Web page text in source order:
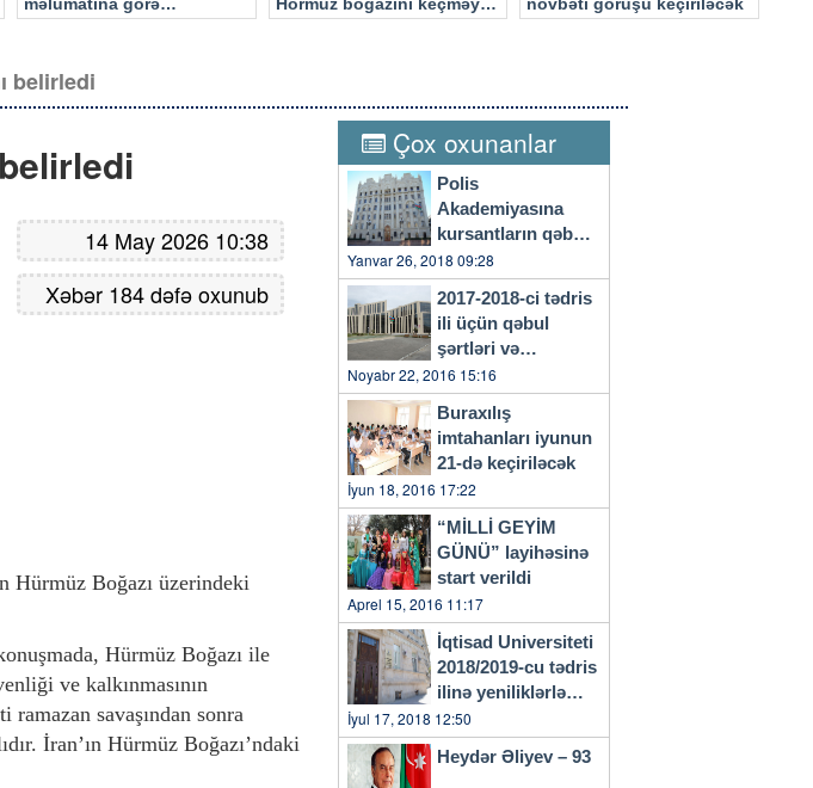
belirledi
14 May 2026 10:38
Xəbər 184 dəfə oxunub
Hürmüz Boğazı üzerindeki
Hürmüz Boğazı ile
ve kalkınmasının
savaşından sonra
İran’ın Hürmüz Boğazı’ndaki
Çox oxunanlar
Polis
Akademiyasına
kursantların qəbulu
başlayıb
Yanvar 26, 2018 09:28
2017-2018-ci tədris
ili üçün qəbul
şərtləri və
qaydaları…
Noyabr 22, 2016 15:16
Buraxılış
imtahanları iyunun
21-də keçiriləcək
İyun 18, 2016 17:22
“MİLLİ GEYİM
GÜNÜ” layihəsinə
start verildi
Aprel 15, 2016 11:17
İqtisad Universiteti
2018/2019-cu tədris
ilinə yeniliklərlə
başlayacaq
İyul 17, 2018 12:50
Heydər Əliyev – 93